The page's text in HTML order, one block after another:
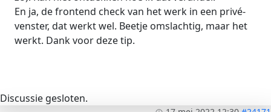
En ja, de frontend check van het werk in een privé-
venster, dat werkt wel. Beetje omslachtig, maar het
werkt. Dank voor deze tip.
Discussie gesloten.